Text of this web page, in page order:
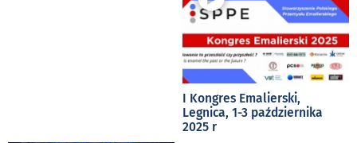
I Kongres Emalierski,
Legnica, 1-3 października
2025 r